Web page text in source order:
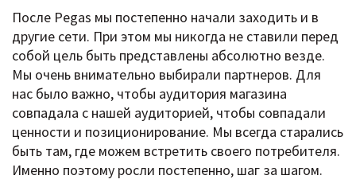
После Pegas мы постепенно начали заходить и в
другие сети. При этом мы никогда не ставили перед
собой цель быть представлены абсолютно везде.
Мы очень внимательно выбирали партнеров. Для
нас было важно, чтобы аудитория магазина
совпадала с нашей аудиторией, чтобы совпадали
ценности и позиционирование. Мы всегда старались
быть там, где можем встретить своего потребителя.
Именно поэтому росли постепенно, шаг за шагом.